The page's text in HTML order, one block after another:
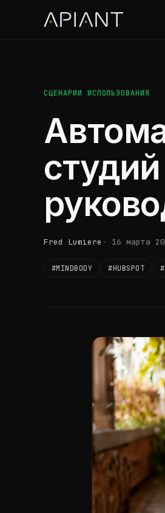
СЦЕНАРИИ ИСПОЛЬЗОВАНИЯ
Fred Lumiere 16 марта
#MINDBODY #HUBSPOT